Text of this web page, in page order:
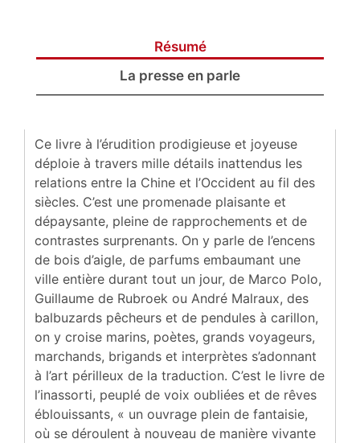
Résumé
La presse en parle
Ce livre à l’érudition prodigieuse et joyeuse
déploie à travers mille détails inattendus les
relations entre la Chine et l’Occident au fil des
siècles. C’est une promenade plaisante et
dépaysante, pleine de rapprochements et de
contrastes surprenants. On y parle de l’encens
de bois d’aigle, de parfums embaumant une
ville entière durant tout un jour, de Marco Polo,
Guillaume de Rubroek ou André Malraux, des
balbuzards pêcheurs et de pendules à carillon,
on y croise marins, poètes, grands voyageurs,
marchands, brigands et interprètes s’adonnant
à l’art périlleux de la traduction. C’est le livre de
l’inassorti, peuplé de voix oubliées et de rêves
éblouissants, « un ouvrage plein de fantaisie,
où se déroulent à nouveau de manière vivante